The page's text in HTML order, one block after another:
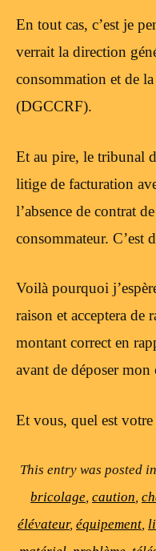
En tout cas, c’est je
verrait la direction
consommation et de
(DGCCRF).
Et au pire, le tribunal
litige de facturation
l’absence de contrat
consommateur. C’est
Voilà pourquoi
raison et acceptera de
montant correct en
avant de déposer mon
Et vous, quel est
This entry was posted in
bricolage, caution,
élévateur, équipement,